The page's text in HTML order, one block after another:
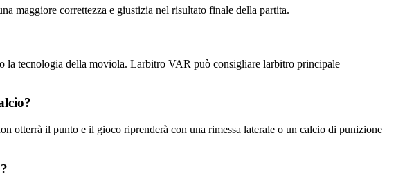
maggiore correttezza e giustizia nel risultato finale della partita.
la tecnologia della moviola. Larbitro VAR può consigliare larbitro principale
otterrà il punto e il gioco riprenderà con una rimessa laterale o un calcio di punizione